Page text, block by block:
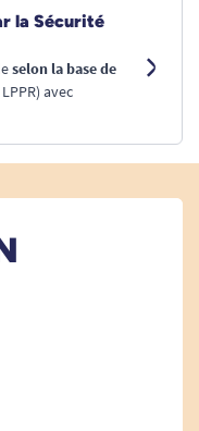
la Sécurité
selon la base de
avec